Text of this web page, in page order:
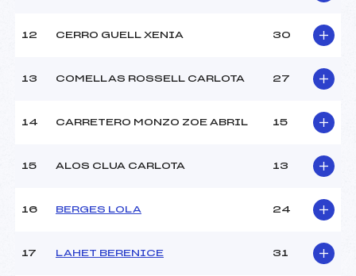
13H45
DE LA MOGA (AND)
Ouvreurs B :
CLUB ()
Ouvreurs D :
Température arrivée :
U14
12 CERRO GUELL XENIA 30
13 COMELLAS ROSSELL CARLOTA 27
14 CARRETERO MONZO ZOE ABRIL 15
15 ALOS CLUA CARLOTA 13
16 BERGES LOLA 24
17 LAHET BERENICE 31